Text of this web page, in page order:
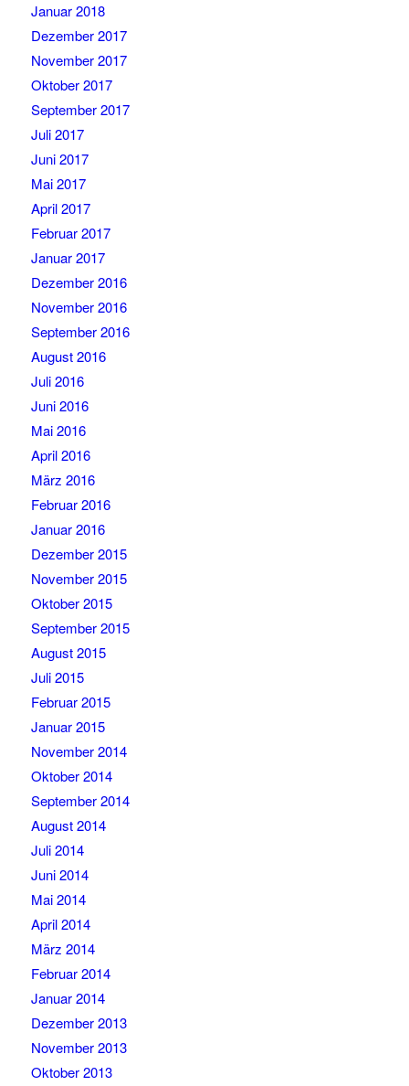
Januar 2018
Dezember 2017
November 2017
Oktober 2017
September 2017
Juli 2017
Juni 2017
Mai 2017
April 2017
Februar 2017
Januar 2017
Dezember 2016
November 2016
September 2016
August 2016
Juli 2016
Juni 2016
Mai 2016
April 2016
März 2016
Februar 2016
Januar 2016
Dezember 2015
November 2015
Oktober 2015
September 2015
August 2015
Juli 2015
Februar 2015
Januar 2015
November 2014
Oktober 2014
September 2014
August 2014
Juli 2014
Juni 2014
Mai 2014
April 2014
März 2014
Februar 2014
Januar 2014
Dezember 2013
November 2013
Oktober 2013